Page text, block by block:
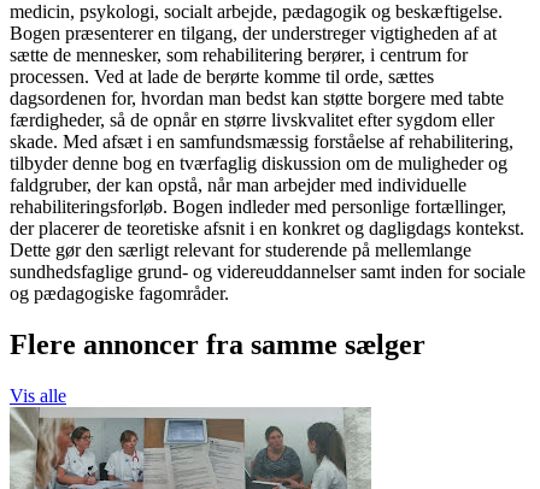
medicin, psykologi, socialt arbejde, pædagogik og beskæftigelse.
Bogen præsenterer en tilgang, der understreger vigtigheden af at
sætte de mennesker, som rehabilitering berører, i centrum for
processen. Ved at lade de berørte komme til orde, sættes
dagsordenen for, hvordan man bedst kan støtte borgere med tabte
færdigheder, så de opnår en større livskvalitet efter sygdom eller
skade. Med afsæt i en samfundsmæssig forståelse af rehabilitering,
tilbyder denne bog en tværfaglig diskussion om de muligheder og
faldgruber, der kan opstå, når man arbejder med individuelle
rehabiliteringsforløb. Bogen indleder med personlige fortællinger,
der placerer de teoretiske afsnit i en konkret og dagligdags kontekst.
Dette gør den særligt relevant for studerende på mellemlange
sundhedsfaglige grund- og videreuddannelser samt inden for sociale
og pædagogiske fagområder.
Flere annoncer fra samme sælger
Vis alle